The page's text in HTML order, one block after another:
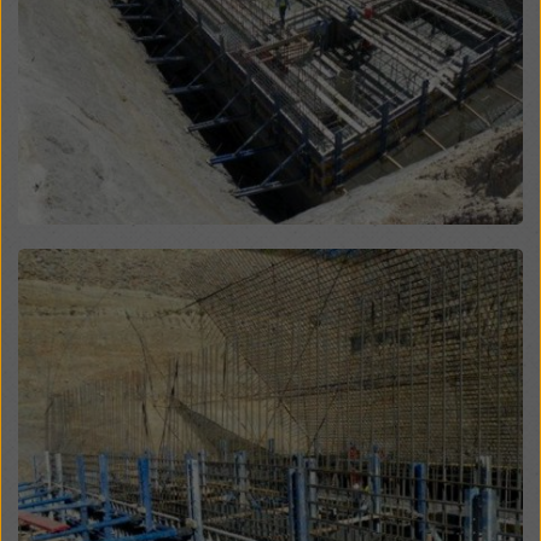
Open
legales efectivos contra esto. Puede rechazar todas
las cookies que requieran consentimiento haciendo
clic en «Rechazar» o ajustando suconfiguración de
haciendo clic en configuración de cookies en
la parte inferior de este sitio web y utilizando las
casillas de verificación correspondientes. Puede
revocar su consentimiento en cualquier momento con
efecto futuro y sin indicar un motivo haciendo clic en
configuración de cookies
en la parte inferior de este
sitio web.
Puede encontrar más información sobre nuestras
cookies
en nuestra política de privacidad. También le
ofrecemos la opción de seleccionar sus cookies
(configuración avanzada de cookies).